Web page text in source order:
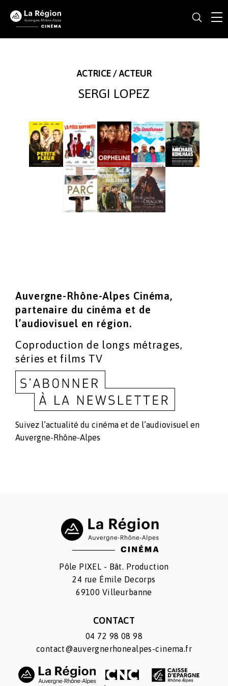
ACTRICE / ACTEUR
SERGI LOPEZ
Auvergne-Rhône-Alpes Cinéma,
partenaire du cinéma et de
l’audiovisuel en région.
Coproduction de longs métrages,
séries et films TV
Suivez l’actualité du cinéma et de l’audiovisuel en
Auvergne-Rhône-Alpes
Pôle PIXEL - Bât. Production
24 rue Émile Decorps
69100 Villeurbanne
CONTACT
04 72 98 08 98
contact@auvergnerhonealpes-cinema.fr